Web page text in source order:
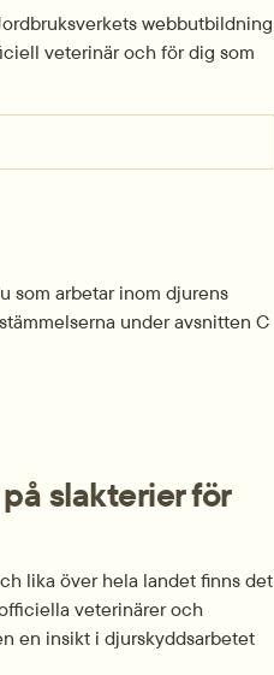
webbutbildning
veterinär och för dig som
som arbetar inom djurens
under avsnitten C
slakterier för
lika över hela landet finns det
veterinärer och
en insikt i djurskyddsarbetet